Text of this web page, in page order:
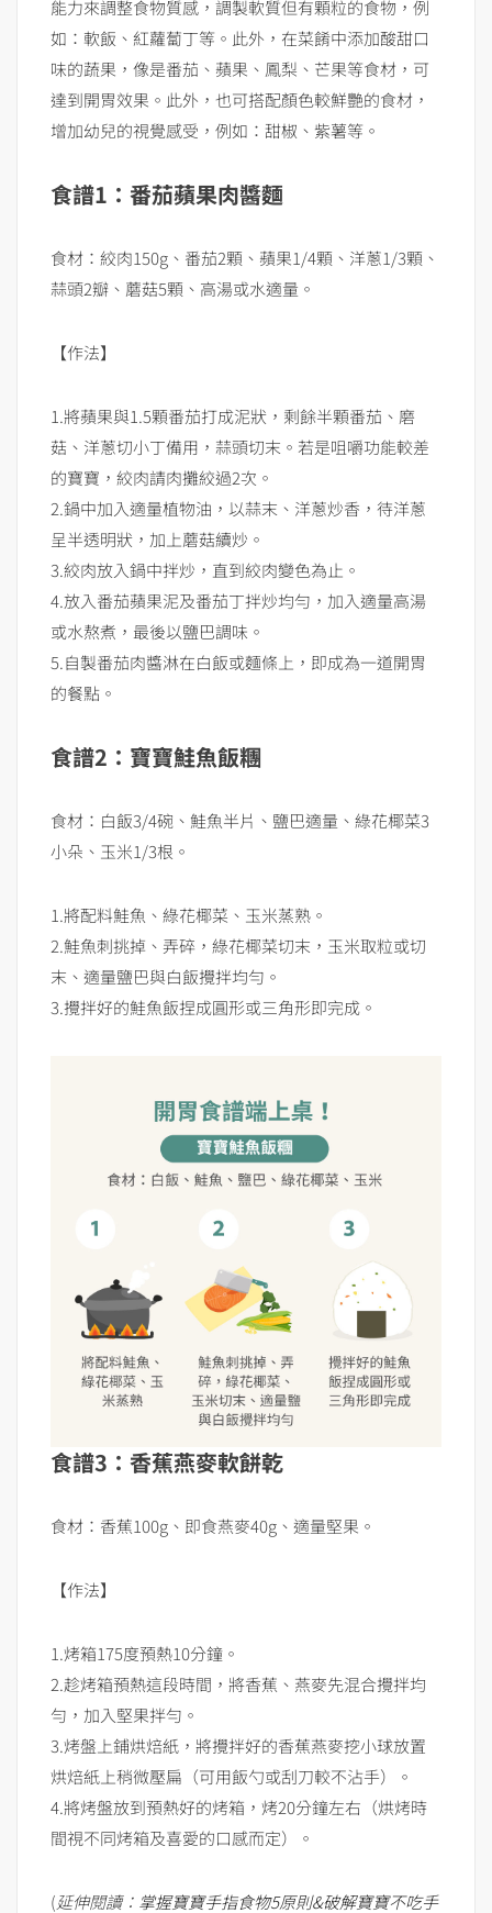
能力來調整食物質感，調製軟質但有顆粒的食物，例
如：軟飯、紅蘿蔔丁等。此外，在菜餚中添加酸甜口
味的蔬果，像是番茄、蘋果、鳳梨、芒果等食材，可
達到開胃效果。此外，也可搭配顏色較鮮艷的食材，
增加幼兒的視覺感受，例如：甜椒、紫薯等。
食譜1：番茄蘋果肉醬麵
食材：絞肉150g、番茄2顆、蘋果1/4顆、洋蔥1/3顆、
蒜頭2瓣、蘑菇5顆、高湯或水適量。
【作法】
1.將蘋果與1.5顆番茄打成泥狀，剩餘半顆番茄、磨
菇、洋蔥切小丁備用，蒜頭切末。若是咀嚼功能較差
的寶寶，絞肉請肉攤絞過2次。
2.鍋中加入適量植物油，以蒜末、洋蔥炒香，待洋蔥
呈半透明狀，加上蘑菇續炒。
3.絞肉放入鍋中拌炒，直到絞肉變色為止。
4.放入番茄蘋果泥及番茄丁拌炒均勻，加入適量高湯
或水熬煮，最後以鹽巴調味。
5.自製番茄肉醬淋在白飯或麵條上，即成為一道開胃
的餐點。
食譜2：寶寶鮭魚飯糰
食材：白飯3/4碗、鮭魚半片、鹽巴適量、綠花椰菜3
小朵、玉米1/3根。
1.將配料鮭魚、綠花椰菜、玉米蒸熟。
2.鮭魚刺挑掉、弄碎，綠花椰菜切末，玉米取粒或切
末、適量鹽巴與白飯攪拌均勻。
3.攪拌好的鮭魚飯捏成圓形或三角形即完成。
食譜3：香蕉燕麥軟餅乾
食材：香蕉100g、即食燕麥40g、適量堅果。
【作法】
1.烤箱175度預熱10分鐘。
2.趁烤箱預熱這段時間，將香蕉、燕麥先混合攪拌均
勻，加入堅果拌勻。
3.烤盤上鋪烘焙紙，將攪拌好的香蕉燕麥挖小球放置
烘焙紙上稍微壓扁（可用飯勺或刮刀較不沾手）。
4.將烤盤放到預熱好的烤箱，烤20分鐘左右（烘烤時
間視不同烤箱及喜愛的口感而定）。
(延伸閱讀： 掌握寶寶手指食物5原則&破解寶寶不吃手